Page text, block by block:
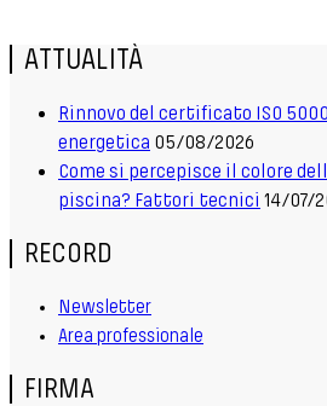
ATTUALITÀ
Rinnovo del certificato ISO
energetica 05/08/2026
Come si percepisce il colore
piscina? Fattori tecnici 14/07/
RECORD
Newsletter
Area professionale
FIRMA